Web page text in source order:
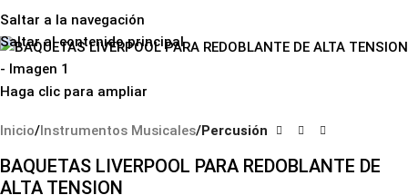
Saltar a la navegación
Saltar al contenido principal
Haga clic para ampliar
Inicio Instrumentos Musicales Percusión
BAQUETAS LIVERPOOL PARA REDOBLANTE DE
ALTA TENSION